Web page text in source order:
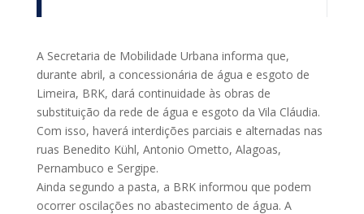
A Secretaria de Mobilidade Urbana informa que,
durante abril, a concessionária de água e esgoto de
Limeira, BRK, dará continuidade às obras de
substituição da rede de água e esgoto da Vila Cláudia.
Com isso, haverá interdições parciais e alternadas nas
ruas Benedito Kühl, Antonio Ometto, Alagoas,
Pernambuco e Sergipe.
Ainda segundo a pasta, a BRK informou que podem
ocorrer oscilações no abastecimento de água. A